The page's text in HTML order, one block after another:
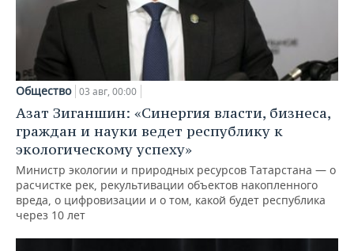
Общество 03 авг, 00:00
Азат Зиганшин: «Синергия власти, бизнеса,
граждан и науки ведет республику к
экологическому успеху»
Министр экологии и природных ресурсов Татарстана — о
расчистке рек, рекультивации объектов накопленного
вреда, о цифровизации и о том, какой будет республика
через 10 лет